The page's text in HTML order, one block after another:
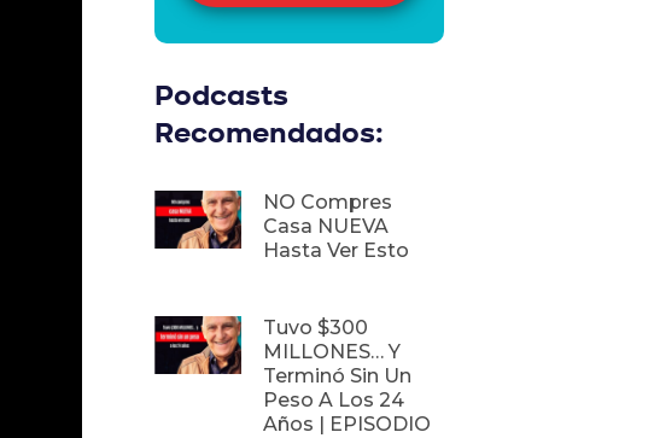
Podcasts
Recomendados:
NO Compres
Casa NUEVA
Hasta Ver Esto
Tuvo $300
MILLONES… Y
Terminó Sin Un
Peso A Los 24
Años | EPISODIO